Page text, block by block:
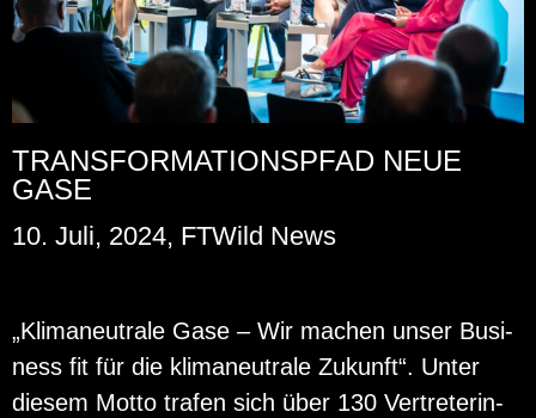
TRANSFORMATIONSPFAD NEUE
GASE
10. Juli, 2024, FTWild News
„Kli­ma­neu­tra­le Gase – Wir ma­chen unser Busi­
ness fit für die kli­ma­neu­tra­le Zu­kunft“. Unter
die­sem Motto tra­fen sich über 130 Ver­tre­te­rin­